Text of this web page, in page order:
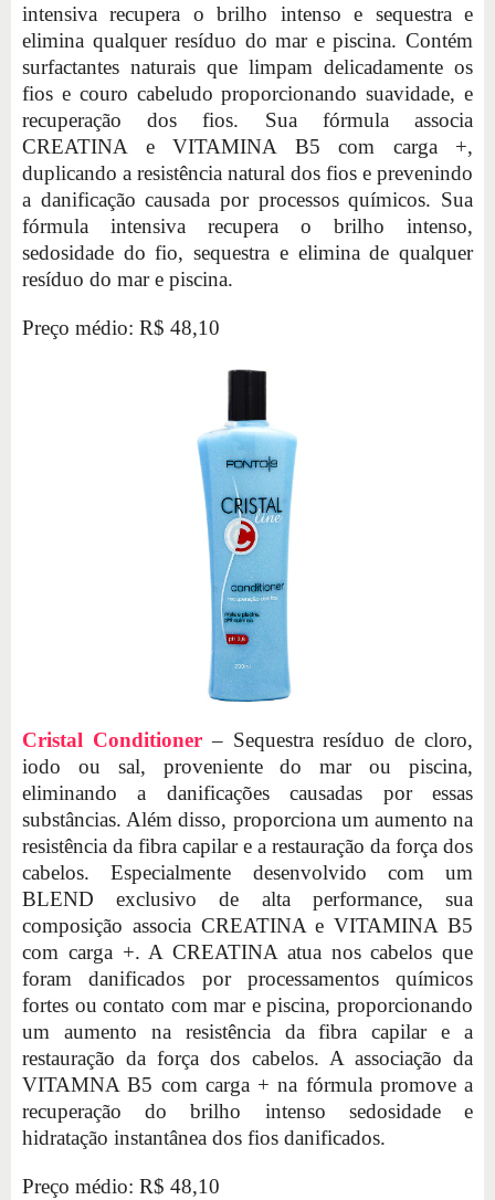
intensiva recupera o brilho intenso e sequestra e
elimina qualquer resíduo do mar e piscina. Contém
surfactantes naturais que limpam delicadamente os
fios e couro cabeludo proporcionando suavidade, e
recuperação dos fios. Sua fórmula associa
CREATINA e VITAMINA B5 com carga +,
duplicando a resistência natural dos fios e prevenindo
a danificação causada por processos químicos. Sua
fórmula intensiva recupera o brilho intenso,
sedosidade do fio, sequestra e elimina de qualquer
resíduo do mar e piscina.
Preço médio: R$ 48,10
Cristal Conditioner – Sequestra resíduo de cloro,
iodo ou sal, proveniente do mar ou piscina,
eliminando a danificações causadas por essas
substâncias. Além disso, proporciona um aumento na
resistência da fibra capilar e a restauração da força dos
cabelos. Especialmente desenvolvido com um
BLEND exclusivo de alta performance, sua
composição associa CREATINA e VITAMINA B5
com carga +. A CREATINA atua nos cabelos que
foram danificados por processamentos químicos
fortes ou contato com mar e piscina, proporcionando
um aumento na resistência da fibra capilar e a
restauração da força dos cabelos. A associação da
VITAMNA B5 com carga + na fórmula promove a
recuperação do brilho intenso sedosidade e
hidratação instantânea dos fios danificados.
Preço médio: R$ 48,10